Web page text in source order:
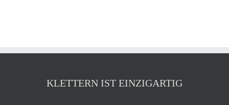
KLETTERN IST EINZIGARTIG